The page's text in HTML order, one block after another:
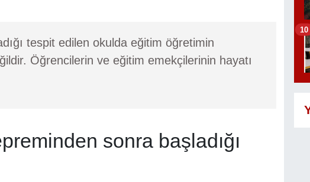
tespit edilen okulda eğitim öğretimin
Öğrencilerin ve eğitim emekçilerinin hayatı
sonra başladığı
10